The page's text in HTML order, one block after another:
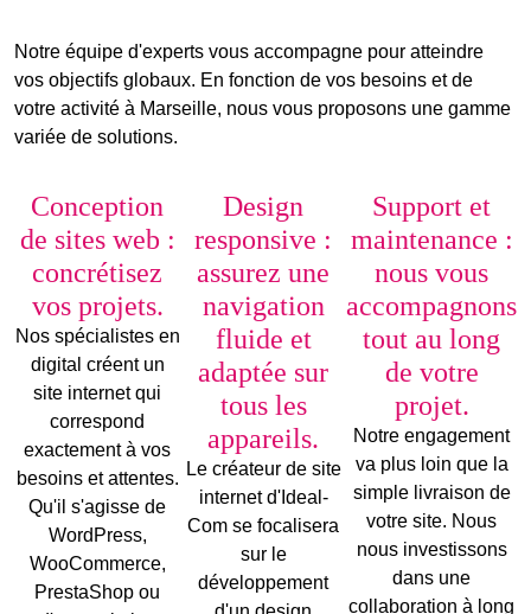
Notre équipe d'experts vous accompagne pour atteindre
vos objectifs globaux. En fonction de vos besoins et de
votre activité à Marseille, nous vous proposons une gamme
variée de solutions.
Conception
de sites web :
concrétisez
vos projets.
Nos spécialistes en
digital créent un
site internet qui
correspond
exactement à vos
besoins et attentes.
Qu'il s'agisse de
WordPress,
WooCommerce,
PrestaShop ou
Design
responsive :
assurez une
navigation
fluide et
adaptée sur
tous les
appareils.
Le créateur de site
internetd'Ideal-
Com se focalisera
sur le
développement
Support et
maintenance :
nous vous
accompagnons
tout au long
de votre
projet.
Notre engagement
va plus loin que la
simple livraison de
votre site. Nous
nous investissons
dans une
collaboration à long